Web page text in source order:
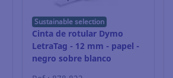
Sustainable selection
Cinta de rotular Dymo
LetraTag - 12 mm - papel -
negro sobre blanco